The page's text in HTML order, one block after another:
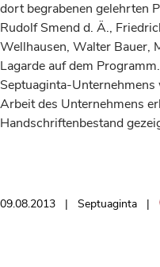
dort begrabenen gelehrten
Rudolf Smend d. Ä.,
Wellhausen, Walter Bauer,
Lagarde auf dem
Septuaginta-
Arbeit des Unternehmens
Handschriftenbestand
09.08.2013 Septuaginta